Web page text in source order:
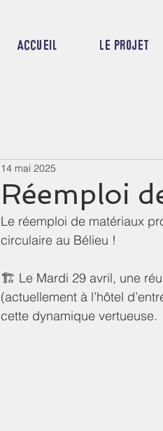
Accueil Le projet
Réemploi
14 mai 2025
Le réemploi de matériaux
circulaire au Bélieu !
🏗️ Le Mardi 29 avril, une
(actuellement à l’hôtel
cette dynamique vertueuse.